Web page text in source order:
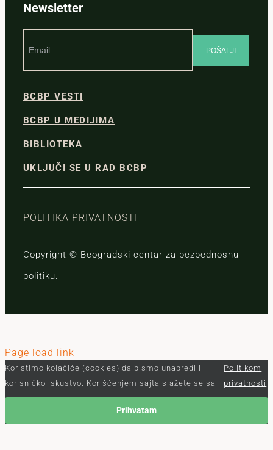
Newsletter
BCBP VESTI
BCBP U MEDIJIMA
BIBLIOTEKA
UKLJUČI SE U RAD BCBP
POLITIKA PRIVATNOSTI
Copyright © Beogradski centar za bezbednosnu
politiku.
Page load link
Koristimo kolačiće (cookies) da bismo unapredili
korisničko iskustvo. Korišćenjem sajta slažete se sa
Politikom
privatnosti
Prihvatam